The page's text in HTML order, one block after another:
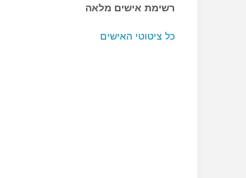
רשימת אישים מלאה
כל ציטוטי האישים